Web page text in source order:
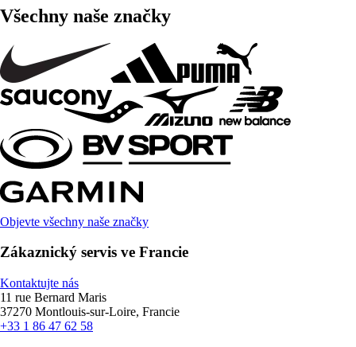
Všechny naše značky
Objevte všechny naše značky
Zákaznický servis ve Francie
Kontaktujte nás
11 rue Bernard Maris
37270 Montlouis-sur-Loire, Francie
+33 1 86 47 62 58